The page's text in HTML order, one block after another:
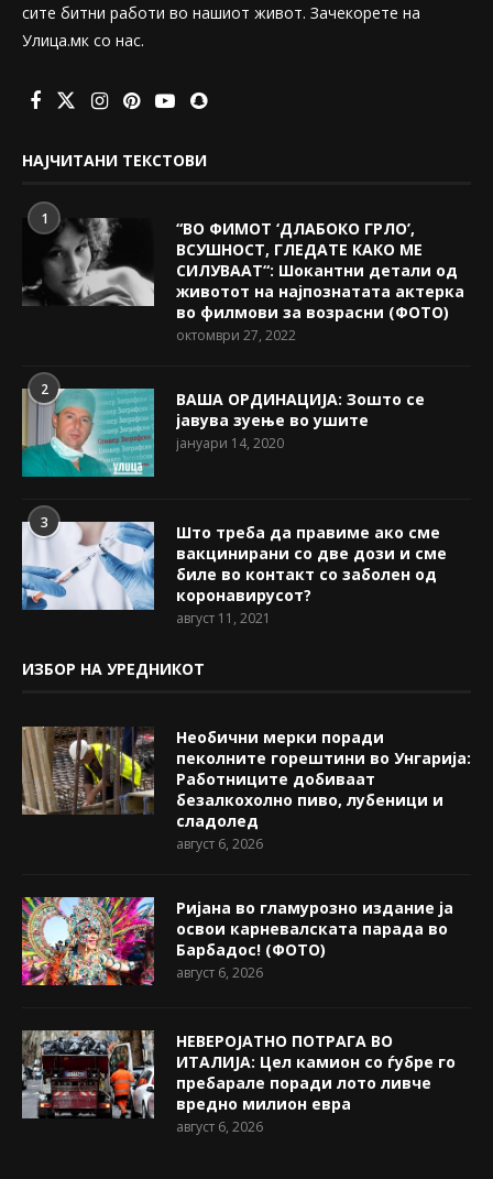
сите битни работи во нашиот живот. Зачекорете на
Улица.мк со нас.
НАЈЧИТАНИ ТЕКСТОВИ
1
“ВО ФИМОТ ‘ДЛАБОКО ГРЛО’,
ВСУШНОСТ, ГЛЕДАТЕ КАКО МЕ
СИЛУВААТ“: Шокантни детали од
животот на најпознатата актерка
во филмови за возрасни (ФОТО)
октомври 27, 2022
2
ВАША ОРДИНАЦИЈА: Зошто се
јавува зуење во ушите
јануари 14, 2020
3
Што треба да правиме ако сме
вакцинирани со две дози и сме
биле во контакт со заболен од
коронавирусот?
август 11, 2021
ИЗБОР НА УРЕДНИКОТ
Необични мерки поради
пеколните горештини во Унгарија:
Работниците добиваат
безалкохолно пиво, лубеници и
сладолед
август 6, 2026
Ријана во гламурозно издание ја
освои карневалската парада во
Барбадос! (ФОТО)
август 6, 2026
НЕВЕРОЈАТНО ПОТРАГА ВО
ИТАЛИЈА: Цел камион со ѓубре го
пребарале поради лото ливче
вредно милион евра
август 6, 2026